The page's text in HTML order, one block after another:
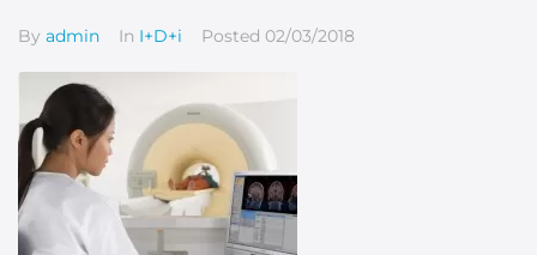
By admin In I+D+i Posted 02/03/2018